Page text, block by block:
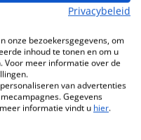
prijs:
Privacybeleid
onze bezoekersgegevens, om
inhoud te tonen en om u
Voor meer informatie over de
van advertenties
Gegevens
informatie vindt u hier.